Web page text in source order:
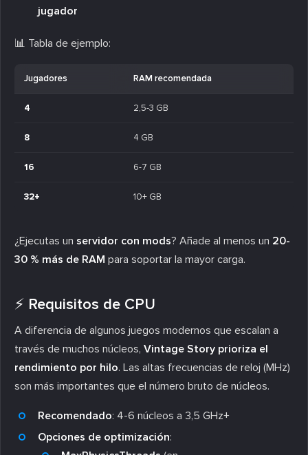
jugador
📊 Tabla de ejemplo:
Jugadores RAM recomendada
4 2,5-3 GB
8 4 GB
16 6-7 GB
32+ 10+ GB
¿Ejecutas un servidor con mods? Añade al menos un 20-
30 % más de RAM para soportar la mayor carga.
⚡ Requisitos de CPU
A diferencia de algunos juegos modernos que escalan a
través de muchos núcleos, Vintage Story prioriza el
rendimiento por hilo. Las altas frecuencias de reloj (MHz)
son más importantes que el número bruto de núcleos.
Recomendado: 4-6 núcleos a 3,5 GHz+
Opciones de optimización: